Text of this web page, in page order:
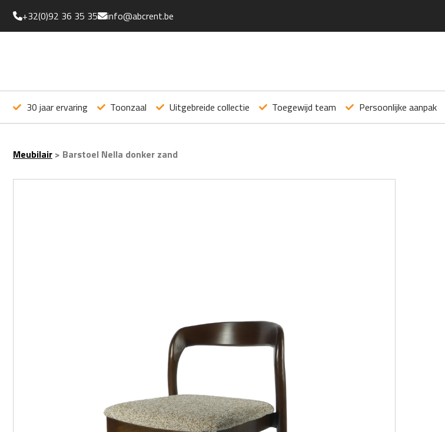
+32(0)92 36 35 35 info@abcrent.be
30 jaar ervaring Toonzaal Uitgebreide collectie Toegewijd team Persoonlijke aanpak
Meubilair > Barstoel Nella donker zand